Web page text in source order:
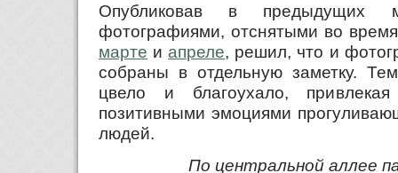
Опубликовав в предыдущих
фотографиями, отснятыми во
марте иапреле, решил, что и
собраны в отдельную заметку.
цвело и благоухало,
позитивными эмоциями
людей.
По центральной аллее